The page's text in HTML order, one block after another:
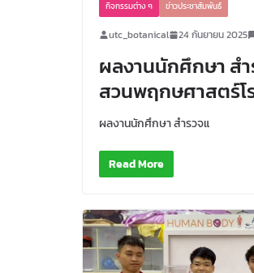
กิจกรรมต่าง ๆ ข่าวประชาสัมพันธ์
utc_botanical 24 กันยายน 2025
ผลงานนักศึกษา ส
สวนพฤกษศาสตร์โ
ผลงานนักศึกษา สำรวจแ
Read More